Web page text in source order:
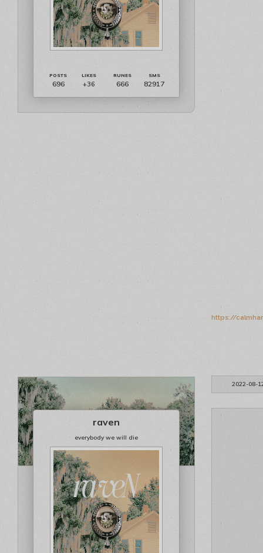
696 +36 666 82917
https://
2022-08-
raven
everybody we will die